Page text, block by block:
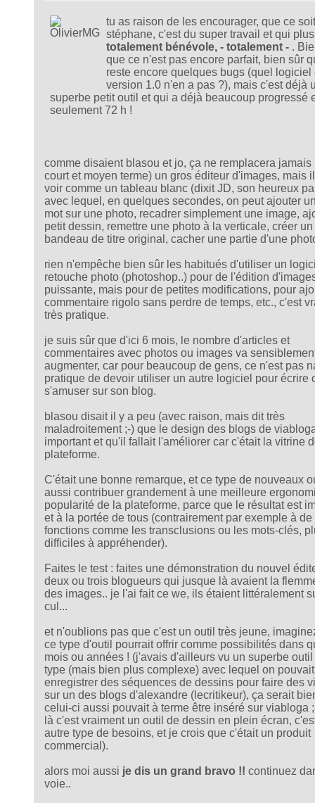
tu as raison de les encourager, que ce
stéphane, c'est du super travail et qui
totalement bénévole, - totalement - .
que ce n'est pas encore parfait, bien sûr
reste encore quelques bugs (quel logiciel
version 1.0 n'en a pas ?), mais c'est déjà
superbe petit outil et qui a déjà beaucoup progressé
seulement 72 h !
comme disaient blasou et jo, ça ne remplacera jamais
court et moyen terme) un gros éditeur d'images, mais
voir comme un tableau blanc (dixit JD, son heureux
avec lequel, en quelques secondes, on peut ajouter
mot sur une photo, recadrer simplement une image,
petit dessin, remettre une photo à la verticale, créer un
bandeau de titre original, cacher une partie d'une
rien n'empêche bien sûr les habitués d'utiliser un
retouche photo (photoshop..) pour de l'édition
puissante, mais pour de petites modifications, pour
commentaire rigolo sans perdre de temps, etc., c'est
très pratique.
je suis sûr que d'ici 6 mois, le nombre d'articles et
commentaires avec photos ou images va
augmenter, car pour beaucoup de gens, ce n'est pas
pratique de devoir utiliser un autre logiciel pour écrire
s'amuser sur son blog.
blasou disait il y a peu (avec raison, mais dit très
maladroitement ;-) que le design des blogs de
important et qu'il fallait l'améliorer car c'était la vitrine
plateforme.
C'était une bonne remarque, et ce type de nouveaux
aussi contribuer grandement à une meilleure
popularité de la plateforme, parce que le résultat est
et à la portée de tous (contrairement par exemple à de
fonctions comme les transclusions ou les mots-clés,
difficiles à appréhender).
Faites le test : faites une démonstration du nouvel
deux ou trois blogueurs qui jusque là avaient la
des images.. je l'ai fait ce we, ils étaient littéralement
cul...
et n'oublions pas que c'est un outil très jeune,
ce type d'outil pourrait offrir comme possibilités dans
mois ou années ! (j'avais d'ailleurs vu un superbe outil
type (mais bien plus complexe) avec lequel on
enregistrer des séquences de dessins pour faire des
sur un des blogs d'alexandre (lecritikeur), ça serait
celui-ci aussi pouvait à terme être inséré sur viabloga
là c'est vraiment un outil de dessin en plein écran,
autre type de besoins, et je crois que c'était un produit
commercial).
alors moi aussi je dis un grand bravo !! continuez
voie..